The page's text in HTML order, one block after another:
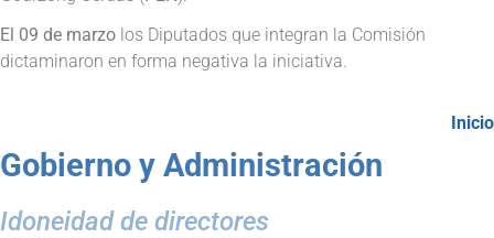
El 09 de marzo los Diputados que integran la Comisión
dictaminaron en forma negativa la iniciativa.
Inicio
Gobierno y Administración
Idoneidad de directores